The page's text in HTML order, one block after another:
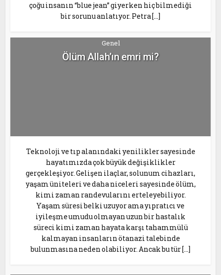
çoğu insanın “blue jean” giyerken hiç bilmediği
bir sorunu anlatıyor. Petra […]
Genel
Ölüm Allah’ın emri mi?
Teknoloji ve tıp alanındaki yenilikler sayesinde
hayatımızda çok büyük değişiklikler
gerçekleşiyor. Gelişen ilaçlar, solunum cihazları,
yaşam üniteleri ve daha niceleri sayesinde ölüm,
kimi zaman randevularını erteleyebiliyor.
Yaşam süresi belki uzuyor ama yıpratıcı ve
iyileşme umudu olmayan uzun bir hastalık
süreci kimi zaman hayata karşı tahammülü
kalmayan insanların ötanazi talebinde
bulunmasına neden olabiliyor. Ancak bu tür […]